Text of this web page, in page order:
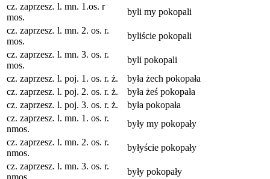
cz. zaprzesz. l. mn. 1.os. r
mos.
byli my pokopali
cz. zaprzesz. l. mn. 2. os. r.
mos.
byliście pokopali
cz. zaprzesz. l. mn. 3. os. r.
mos.
byli pokopali
cz. zaprzesz. l. poj. 1. os. r. ż.
była żech pokopała
cz. zaprzesz. l. poj. 2. os. r. ż.
była żeś pokopała
cz. zaprzesz. l. poj. 3. os. r. ż.
była pokopała
cz. zaprzesz. l. mn. 1. os. r.
nmos.
były my pokopały
cz. zaprzesz. l. mn. 2. os. r.
nmos.
byłyście pokopały
cz. zaprzesz. l. mn. 3. os. r.
nmos.
były pokopały